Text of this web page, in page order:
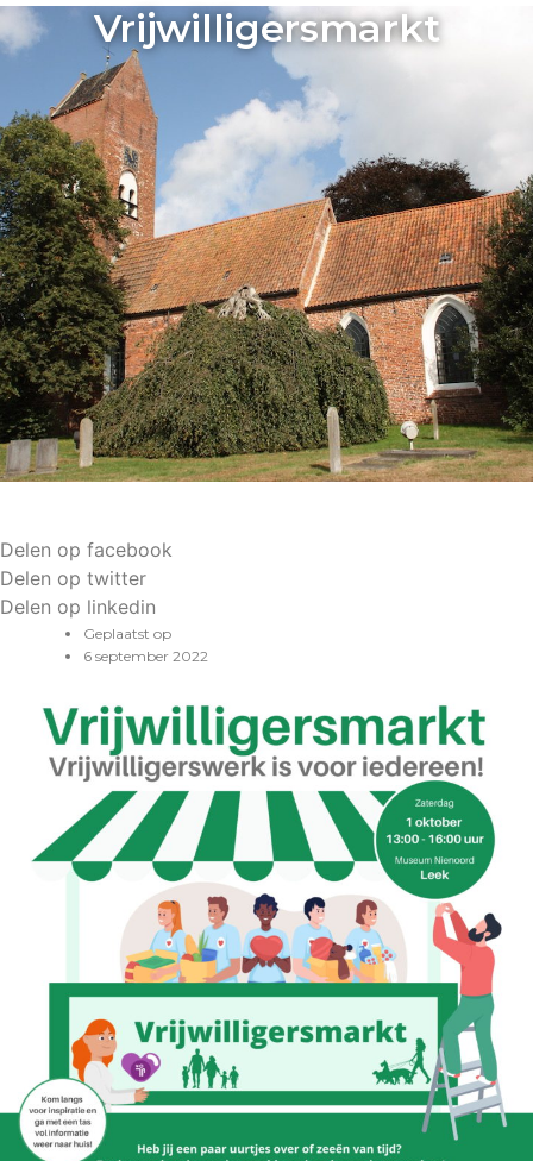
Vrijwilligersmarkt
Delen op facebook
Delen op twitter
Delen op linkedin
Geplaatst op
6 september 2022